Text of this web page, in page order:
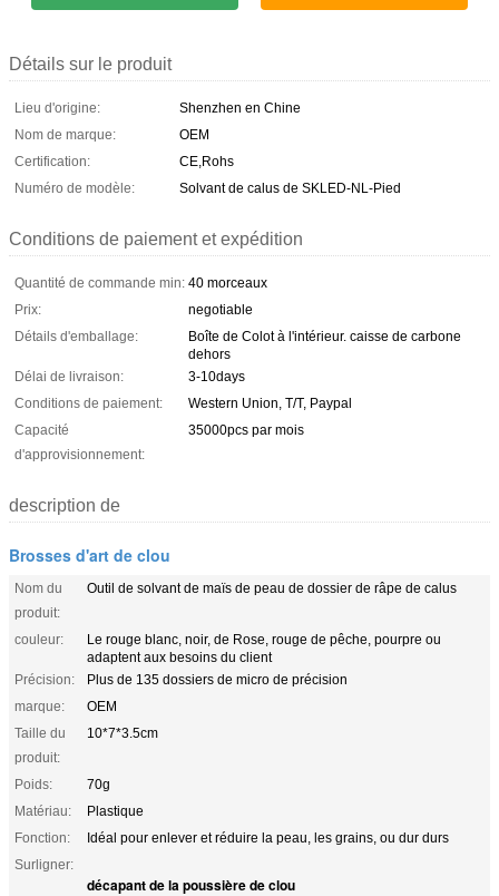
Détails sur le produit
Lieu d'origine:
Shenzhen en Chine
Nom de marque:
OEM
Certification:
CE,Rohs
Numéro de modèle:
Solvant de calus de SKLED-NL-Pied
Conditions de paiement et expédition
Quantité de commande min: 40 morceaux
Prix:
negotiable
Détails d'emballage:
Boîte de Colot à l'intérieur. caisse de carbone
dehors
Délai de livraison:
3-10days
Conditions de paiement:
Western Union, T/T, Paypal
Capacité
d'approvisionnement:
35000pcs par mois
description de
Brosses d'art de clou
Nom du
produit:
Outil de solvant de maïs de peau de dossier de râpe de calus
couleur:
Le rouge blanc, noir, de Rose, rouge de pêche, pourpre ou
adaptent aux besoins du client
Précision:
Plus de 135 dossiers de micro de précision
marque:
OEM
Taille du
produit:
10*7*3.5cm
Poids:
70g
Matériau:
Plastique
Fonction:
Idéal pour enlever et réduire la peau, les grains, ou dur durs
Surligner:
décapant de la poussière de clou